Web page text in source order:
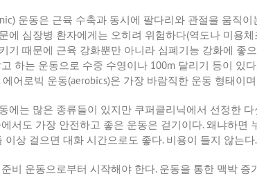
운동은 근육 수축과 동시에 팔다리와 관절을 움직
에 심장병 환자에게는 오히려 위험하다(역도나 미용체
기 때문에 근육 강화뿐만 아니라 심폐기능 강화에 좋
하는 운동으로 수중 수영이나 100m 달리기 등이 있다
. 에어로빅 운동(aerobics)은 가장 바람직한 운동 형태이
에는 많은 종류들이 있지만 쿠퍼클리닉에서 선정한
서도 가장 안전하고 좋은 운동은 걷기이다.왜냐하면
이상 걸으면 대화 시간으로도 좋다. 비용이 들지 않는다.
비 운동으로부터 시작해야 한다. 운동을 통한 맥박 증